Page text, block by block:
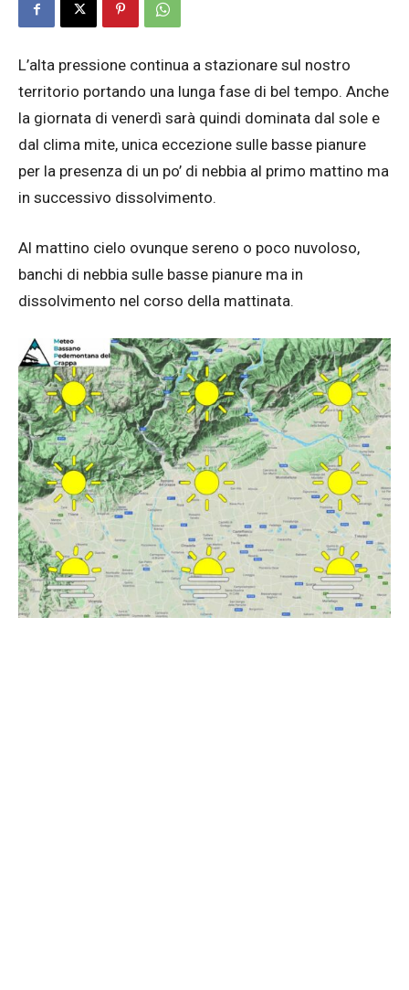
L’alta pressione continua a stazionare sul nostro
territorio portando una lunga fase di bel tempo. Anche
la giornata di venerdì sarà quindi dominata dal sole e
dal clima mite, unica eccezione sulle basse pianure
per la presenza di un po’ di nebbia al primo mattino ma
in successivo dissolvimento.
Al mattino cielo ovunque sereno o poco nuvoloso,
banchi di nebbia sulle basse pianure ma in
dissolvimento nel corso della mattinata.